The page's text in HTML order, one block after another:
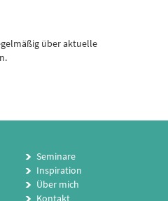
über aktuelle
Seminare
Inspiration
Über mich
Kontakt